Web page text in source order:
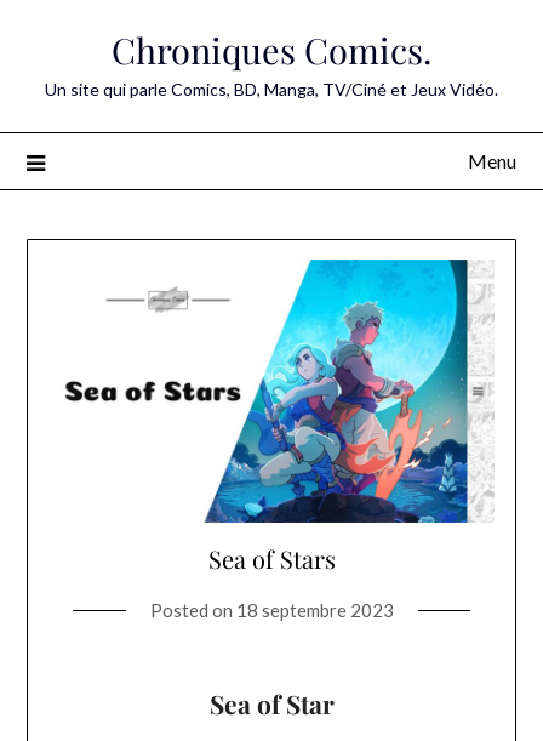
Chroniques Comics.
Un site qui parle Comics, BD, Manga, TV/Ciné et Jeux Vidéo.
Menu
Sea of Stars
Posted on 18 septembre 2023
Sea of Star